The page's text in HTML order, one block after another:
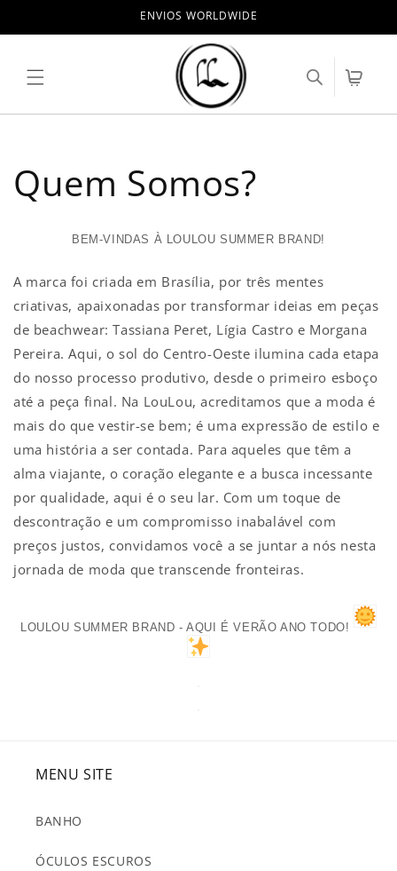
ENVIOS WORLDWIDE
Cart
Quem Somos?
BEM-VINDAS À LOULOU SUMMER BRAND!
A marca foi criada em Brasília, por três mentes
criativas, apaixonadas por transformar ideias em peças
de beachwear: Tassiana Peret, Lígia Castro e Morgana
Pereira. Aqui, o sol do Centro-Oeste ilumina cada etapa
do nosso processo produtivo, desde o primeiro esboço
até a peça final. Na LouLou, acreditamos que a moda é
mais do que vestir-se bem; é uma expressão de estilo e
uma história a ser contada. Para aqueles que têm a
alma viajante, o coração elegante e a busca incessante
por qualidade, aqui é o seu lar. Com um toque de
descontração e um compromisso inabalável com
preços justos, convidamos você a se juntar a nós nesta
jornada de moda que transcende fronteiras.
LOULOU SUMMER BRAND - AQUI É VERÃO ANO TODO!
MENU SITE
BANHO
ÓCULOS ESCUROS